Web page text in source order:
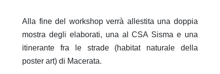
Alla fine del workshop verrà allestita una doppia
mostra degli elaborati, una al CSA Sisma e una
itinerante fra le strade (habitat naturale della
poster art) di Macerata.